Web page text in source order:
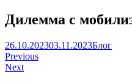
Дилемма с
Артем
Краснов
26.10.202303.11.2023Блог
Навигация
по
Previous
Next